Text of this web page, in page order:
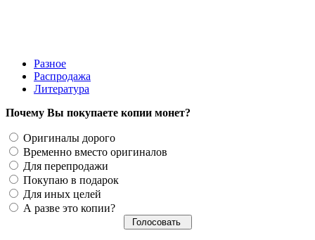
Разное
Распродажа
Литература
Почему Вы покупаете копии монет?
Оригиналы дорого
Временно вместо оригиналов
Для перепродажи
Покупаю в подарок
Для иных целей
А разве это копии?